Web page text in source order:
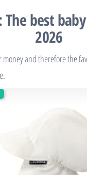
The best
2026
money and therefore the